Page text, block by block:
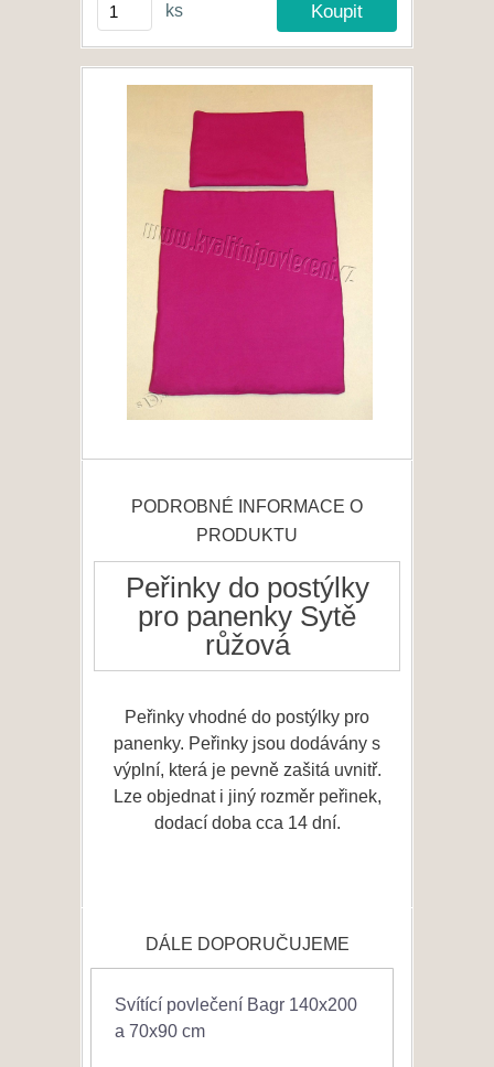
ks
PODROBNÉ INFORMACE O
PRODUKTU
Peřinky do postýlky
pro panenky Sytě
růžová
Peřinky vhodné do postýlky pro
panenky. Peřinky jsou dodávány s
výplní, která je pevně zašitá uvnitř.
Lze objednat i jiný rozměr peřinek,
dodací doba cca 14 dní.
DÁLE DOPORUČUJEME
Svítící povlečení Bagr 140x200
a 70x90 cm